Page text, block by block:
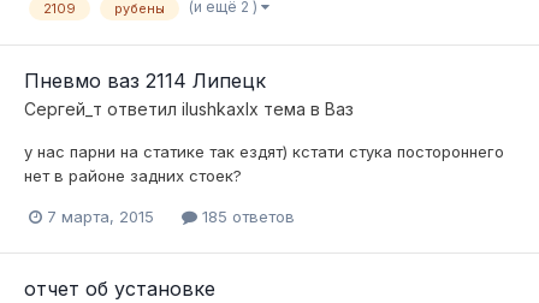
2109 рубены (и ещё 2 )
Пневмо ваз 2114 Липецк
Сергей_т ответил ilushkaxlx тема в Ваз
у нас парни на статике так ездят) кстати стука постороннего
нет в районе задних стоек?
7 марта, 2015 185 ответов
отчет об установке